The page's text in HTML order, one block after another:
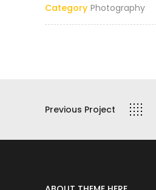
Category Photography
Previous Project